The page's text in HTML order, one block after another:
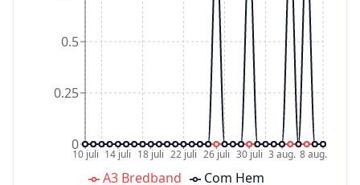
10 juli 14 juli 18 juli 22 juli 26 juli 30 juli 3 aug. 8 aug.
0
0.25
0.5
A3 Bredband Com Hem